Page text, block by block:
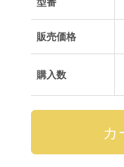
販売価格
購入数